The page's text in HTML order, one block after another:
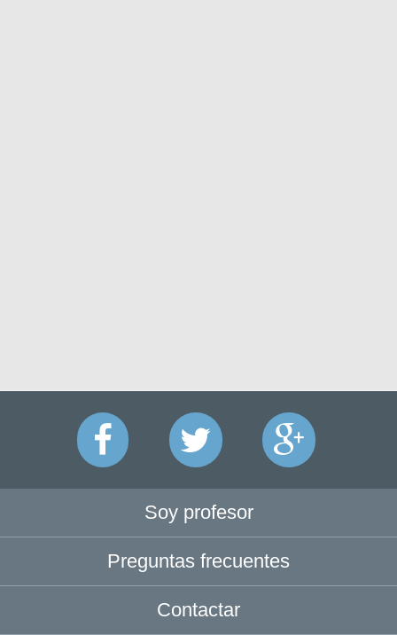
Soy profesor
Preguntas frecuentes
Contactar